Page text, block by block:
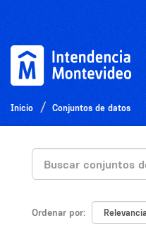
Inicio Conjuntos de datos
Ordenar por